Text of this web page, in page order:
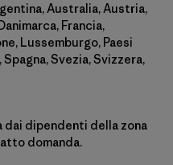
Australia, Austria,
Francia,
Lussemburgo, Paesi
Svezia, Svizzera,
dai dipendenti della zona
domanda.